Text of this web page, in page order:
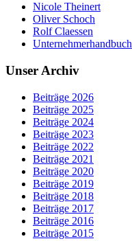
Nicole Theinert
Oliver Schoch
Rolf Claessen
Unternehmerhandbuch
Unser Archiv
Beiträge 2026
Beiträge 2025
Beiträge 2024
Beiträge 2023
Beiträge 2022
Beiträge 2021
Beiträge 2020
Beiträge 2019
Beiträge 2018
Beiträge 2017
Beiträge 2016
Beiträge 2015